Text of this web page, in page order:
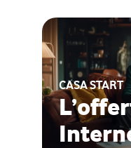
CASA START